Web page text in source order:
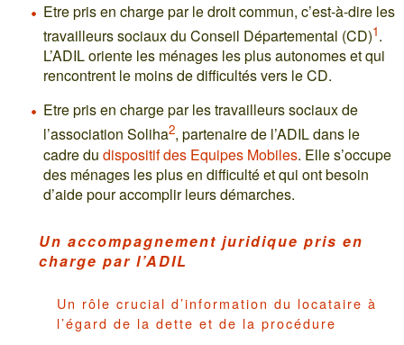
Etre pris en charge par le droit commun, c’est-à-dire les
travailleurs sociaux du Conseil Départemental (CD)1.
L’ADIL oriente les ménages les plus autonomes et qui
rencontrent le moins de difficultés vers le CD.
Etre pris en charge par les travailleurs sociaux de
l’association Soliha2, partenaire de l’ADIL dans le
cadre du dispositif des Equipes Mobiles. Elle s’occupe
des ménages les plus en difficulté et qui ont besoin
d’aide pour accomplir leurs démarches.
Un accompagnement juridique pris en
charge par l’ADIL
Un rôle crucial d’information du locataire à
l’égard de la dette et de la procédure